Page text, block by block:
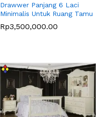
Drawwer Panjang 6 Laci
Minimalis Untuk Ruang Tamu
Rp3,500,000.00